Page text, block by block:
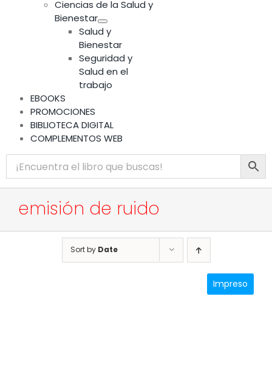
Ciencias de la Salud y
Bienestar
Salud y
Bienestar
Seguridad y
Salud en el
trabajo
EBOOKS
PROMOCIONES
BIBLIOTECA DIGITAL
COMPLEMENTOS WEB
emisión de ruido
Sort by Date
Impreso